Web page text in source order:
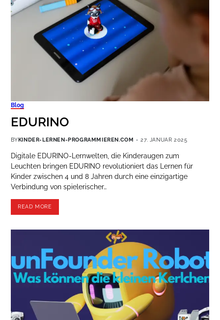
Blog
EDURINO
BYKINDER-LERNEN-PROGRAMMIEREN.COM 27. JANUAR 2025
Digitale EDURINO-Lernwelten, die Kinderaugen zum
Leuchten bringen EDURINO revolutioniert das Lernen für
Kinder zwischen 4 und 8 Jahren durch eine einzigartige
Verbindung von spielerischer…
READ MORE